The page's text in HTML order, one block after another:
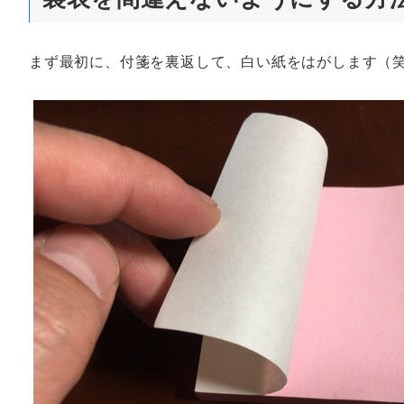
まず最初に、付箋を裏返して、白い紙をはがします（